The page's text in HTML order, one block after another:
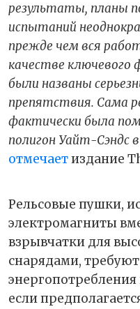
результаты, планы
испытаний
прежде чем вся
качестве ключевого
были названы
препятствия. Сама
фактически была
полигон Уайт-Сэндс
отмечаетиздание
Рельсовые пушки,
электромагниты
взрывчатки для
снарядами,
если